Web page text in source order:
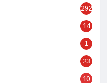
292
14
1
23
10